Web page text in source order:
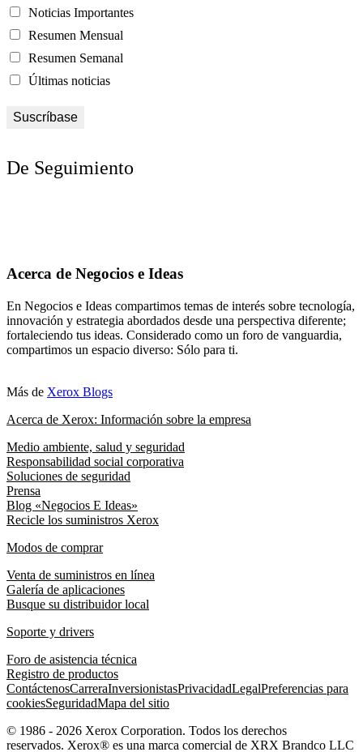
Noticias Importantes
Resumen Mensual
Resumen Semanal
Últimas noticias
De Seguimiento
Acerca de Negocios e Ideas
En Negocios e Ideas compartimos temas de interés sobre tecnología,
innovación y estrategia abordados desde una perspectiva diferente;
fortaleciendo tus ideas. Considerado como un foro de vanguardia,
compartimos un espacio diverso: Sólo para ti.
Más de Xerox Blogs
Acerca de Xerox: Información sobre la empresa
Medio ambiente, salud y seguridad
Responsabilidad social corporativa
Soluciones de seguridad
Prensa
Blog «Negocios E Ideas»
Recicle los suministros Xerox
Modos de comprar
Venta de suministros en línea
Galería de aplicaciones
Busque su distribuidor local
Soporte y drivers
Foro de asistencia técnica
Registro de productos
ContáctenosCarreraInversionistasPrivacidadLegalPreferencias para
cookiesSeguridadMapa del sitio
© 1986 - 2026 Xerox Corporation. Todos los derechos
reservados. Xerox® es una marca comercial de XRX Brandco LLC